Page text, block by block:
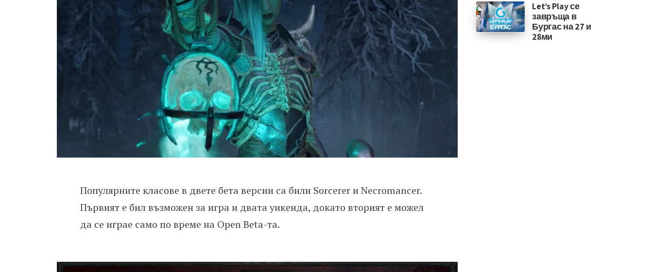
Популярните класове в двете бета версии са били Sorcerer и Necromancer.
Първият е бил възможен за игра и двата уикенда, докато вторият е можел
да се играе само по време на Open Beta-та.
Let’s Play се
завръща в
Бургас на 27 и
28ми